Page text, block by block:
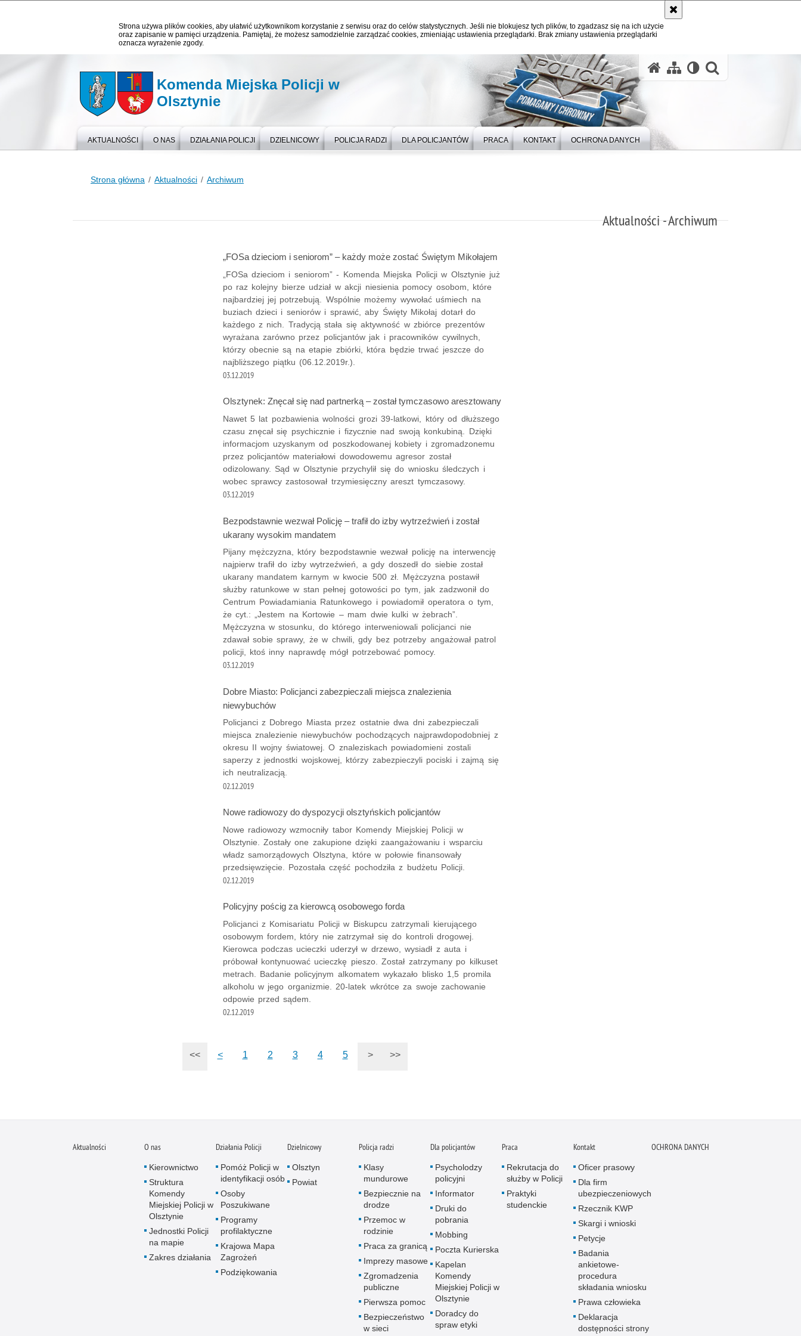
Strona używa plików cookies, aby ułatwić użytkownikom korzystanie z serwisu oraz do celów statystycznych. Jeśli nie blokujesz tych plików, to zgadzasz się na ich użycie
oraz zapisanie w pamięci urządzenia. Pamiętaj, że możesz samodzielnie zarządzać cookies, zmieniając ustawienia przeglądarki. Brak zmiany ustawienia przeglądarki
oznacza wyrażenie zgody.
Komenda Miejska Policji w
Olsztynie
AKTUALNOŚCI O NAS DZIAŁANIA POLICJI DZIELNICOWY POLICJA RADZI DLA POLICJANTÓW PRACA KONTAKT OCHRONA DANYCH
Strona główna Aktualności Archiwum
Aktualności - Archiwum
„FOSa dzieciom i seniorom” – każdy może zostać Świętym Mikołajem
„FOSa dzieciom i seniorom” - Komenda Miejska Policji w Olsztynie już
po raz kolejny bierze udział w akcji niesienia pomocy osobom, które
najbardziej jej potrzebują. Wspólnie możemy wywołać uśmiech na
buziach dzieci i seniorów i sprawić, aby Święty Mikołaj dotarł do
każdego z nich. Tradycją stała się aktywność w zbiórce prezentów
wyrażana zarówno przez policjantów jak i pracowników cywilnych,
którzy obecnie są na etapie zbiórki, która będzie trwać jeszcze do
najbliższego piątku (06.12.2019r.).
03.12.2019
Olsztynek: Znęcał się nad partnerką – został tymczasowo aresztowany
Nawet 5 lat pozbawienia wolności grozi 39-latkowi, który od dłuższego
czasu znęcał się psychicznie i fizycznie nad swoją konkubiną. Dzięki
informacjom uzyskanym od poszkodowanej kobiety i zgromadzonemu
przez policjantów materiałowi dowodowemu agresor został
odizolowany. Sąd w Olsztynie przychylił się do wniosku śledczych i
wobec sprawcy zastosował trzymiesięczny areszt tymczasowy.
03.12.2019
Bezpodstawnie wezwał Policję – trafił do izby wytrzeźwień i został
ukarany wysokim mandatem
Pijany mężczyzna, który bezpodstawnie wezwał policję na interwencję
najpierw trafił do izby wytrzeźwień, a gdy doszedł do siebie został
ukarany mandatem karnym w kwocie 500 zł. Mężczyzna postawił
służby ratunkowe w stan pełnej gotowości po tym, jak zadzwonił do
Centrum Powiadamiania Ratunkowego i powiadomił operatora o tym,
że cyt.: „Jestem na Kortowie – mam dwie kulki w żebrach”.
Mężczyzna w stosunku, do którego interweniowali policjanci nie
zdawał sobie sprawy, że w chwili, gdy bez potrzeby angażował patrol
policji, ktoś inny naprawdę mógł potrzebować pomocy.
03.12.2019
Dobre Miasto: Policjanci zabezpieczali miejsca znalezienia
niewybuchów
Policjanci z Dobrego Miasta przez ostatnie dwa dni zabezpieczali
miejsca znalezienie niewybuchów pochodzących najprawdopodobniej z
okresu II wojny światowej. O znaleziskach powiadomieni zostali
saperzy z jednostki wojskowej, którzy zabezpieczyli pociski i zajmą się
ich neutralizacją.
02.12.2019
Nowe radiowozy do dyspozycji olsztyńskich policjantów
Nowe radiowozy wzmocniły tabor Komendy Miejskiej Policji w
Olsztynie. Zostały one zakupione dzięki zaangażowaniu i wsparciu
władz samorządowych Olsztyna, które w połowie finansowały
przedsięwzięcie. Pozostała część pochodziła z budżetu Policji.
02.12.2019
Policyjny pościg za kierowcą osobowego forda
Policjanci z Komisariatu Policji w Biskupcu zatrzymali kierującego
osobowym fordem, który nie zatrzymał się do kontroli drogowej.
Kierowca podczas ucieczki uderzył w drzewo, wysiadł z auta i
próbował kontynuować ucieczkę pieszo. Został zatrzymany po kilkuset
metrach. Badanie policyjnym alkomatem wykazało blisko 1,5 promila
alkoholu w jego organizmie. 20-latek wkrótce za swoje zachowanie
odpowie przed sądem.
02.12.2019
<< < 1 2 3 4 5 > >>
Aktualności O nas
Kierownictwo
Struktura
Komendy
Miejskiej Policji w
Olsztynie
Jednostki Policji
na mapie
Zakres działania
Działania Policji
Pomóż Policji w
identyfikacji osób
Osoby
Poszukiwane
Programy
profilaktyczne
Krajowa Mapa
Zagrożeń
Podziękowania
Dzielnicowy
Olsztyn
Powiat
Policja radzi
Klasy
mundurowe
Bezpiecznie na
drodze
Przemoc w
rodzinie
Praca za granicą
Imprezy masowe
Zgromadzenia
publiczne
Pierwsza pomoc
Bezpieczeństwo
w sieci
Dla policjantów
Psycholodzy
policyjni
Informator
Druki do
pobrania
Mobbing
Poczta Kurierska
Kapelan
Komendy
Miejskiej Policji w
Olsztynie
Doradcy do
spraw etyki
Praca
Rekrutacja do
służby w Policji
Praktyki
studenckie
Kontakt
Oficer prasowy
Dla firm
ubezpieczeniowych
Rzecznik KWP
Skargi i wnioski
Petycje
Badania
ankietowe-
procedura
składania wniosku
Prawa człowieka
Deklaracja
dostępności strony
OCHRONA DANYCH